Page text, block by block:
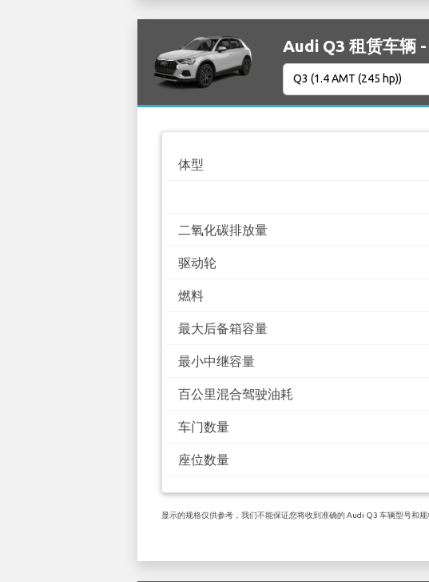
Audi Q3 租赁车辆
体型
二氧化碳排放量
驱动轮
燃料
最大后备箱容量
最小中继容量
百公里混合驾驶油耗
车门数量
座位数量
显示的规格仅供参考，我们不能保证您将收到准确的 Audi Q3 车辆型号和